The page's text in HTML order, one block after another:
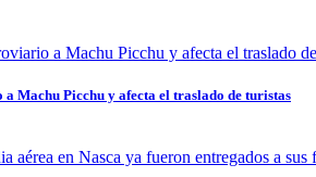
Machu Picchu y afecta el traslado de turistas